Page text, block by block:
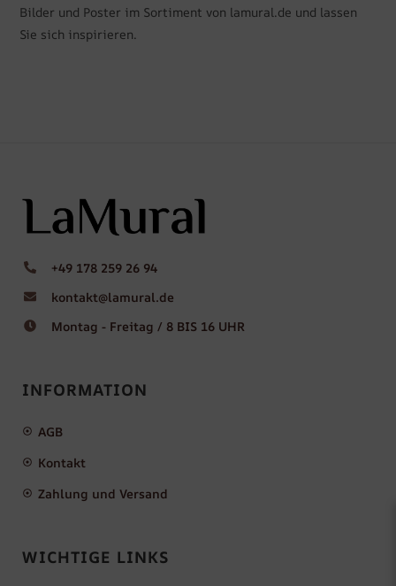
Bilder und Poster im Sortiment von lamural.de und lassen
Sie sich inspirieren.
+49 178 259 26 94
kontakt@lamural.de
Montag - Freitag / 8 BIS 16 UHR
INFORMATION
AGB
Kontakt
Zahlung und Versand
WICHTIGE LINKS